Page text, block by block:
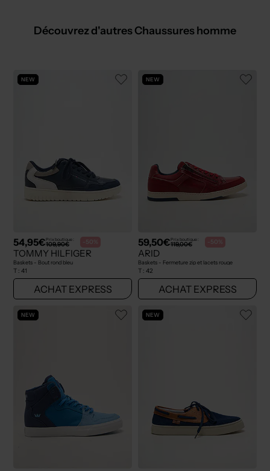
Découvrez d'autres Chaussures homme
NEW
54,95€Prix boutique :
109,90€ -50%
TOMMY HILFIGER
Baskets - Bout rond bleu
T : 41
ACHAT EXPRESS
NEW
59,50€Prix boutique :
119,00€ -50%
ARID
Baskets - Fermeture zip et lacets rouge
T : 42
ACHAT EXPRESS
NEW NEW